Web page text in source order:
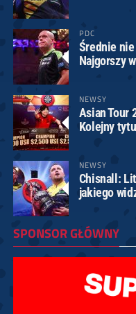
PDC
Średnie nie
Najgorszy
NEWSY
Asian Tour
Kolejny
NEWSY
Chisnall:
jakiego
SPONSOR GŁÓWNY